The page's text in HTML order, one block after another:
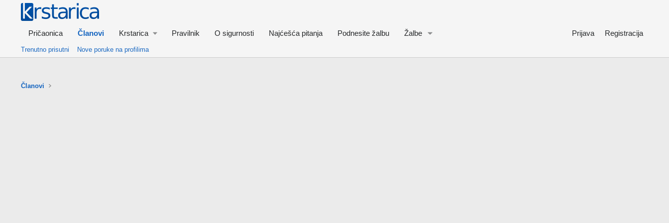
Pričaonica Članovi Krstarica Pravilnik O sigurnosti Najćešća pitanja Podnesite žalbu Žalbe Prijava Registracija
Trenutno prisutni Nove poruke na profilima
Članovi